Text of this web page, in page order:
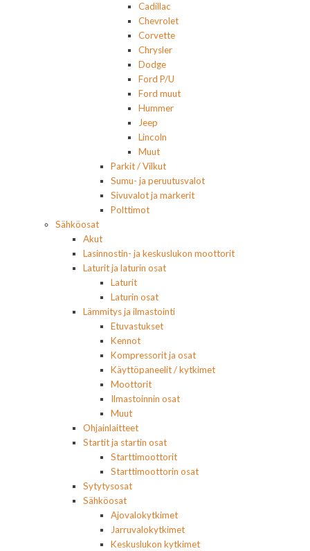
Cadillac
Chevrolet
Corvette
Chrysler
Dodge
Ford P/U
Ford muut
Hummer
Jeep
Lincoln
Muut
Parkit / Vilkut
Sumu- ja peruutusvalot
Sivuvalot ja markerit
Polttimot
Sähköosat
Akut
Lasinnostin- ja keskuslukon moottorit
Laturit ja laturin osat
Laturit
Laturin osat
Lämmitys ja ilmastointi
Etuvastukset
Kennot
Kompressorit ja osat
Käyttöpaneelit / kytkimet
Moottorit
Ilmastoinnin osat
Muut
Ohjainlaitteet
Startit ja startin osat
Starttimoottorit
Starttimoottorin osat
Sytytysosat
Sähköosat
Ajovalokytkimet
Jarruvalokytkimet
Keskuslukon kytkimet